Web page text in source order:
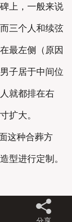
上，一般来说
三个人和续弦
最左侧（原因
子居于中间位
就都排在右
扩大。
这种合葬方
型进行定制。
